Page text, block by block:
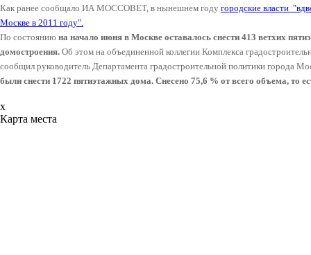
Как ранее сообщало ИА МОССОВЕТ, в нынешнем году городские власти
Москве в 2011 году".
По состоянию на начало июня в Москве оставалось снести 413 ветхих
домостроения. Об этом на объединенной коллегии Комплекса
сообщил руководитель Департамента градостроительной политики города
были снести 1722 пятиэтажных дома. Снесено 75,6 % от всего объема, то
x
Карта места